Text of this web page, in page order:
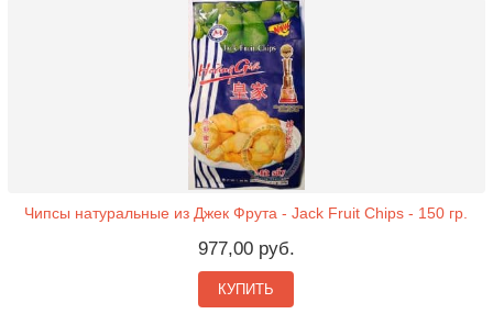
Чипсы натуральные из Джек Фрута - Jack Fruit Chips - 150 гр.
977,00 руб.
КУПИТЬ